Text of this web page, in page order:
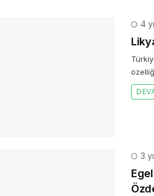
4
3